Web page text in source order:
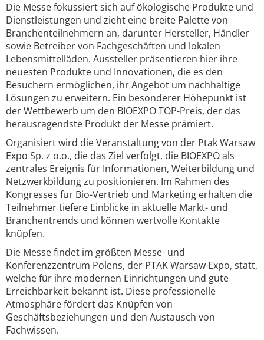
Die Messe fokussiert sich auf ökologische Produkte und
Dienstleistungen und zieht eine breite Palette von
Branchenteilnehmern an, darunter Hersteller, Händler
sowie Betreiber von Fachgeschäften und lokalen
Lebensmittelläden. Aussteller präsentieren hier ihre
neuesten Produkte und Innovationen, die es den
Besuchern ermöglichen, ihr Angebot um nachhaltige
Lösungen zu erweitern. Ein besonderer Höhepunkt ist
der Wettbewerb um den BIOEXPO TOP-Preis, der das
herausragendste Produkt der Messe prämiert.
Organisiert wird die Veranstaltung von der Ptak Warsaw
Expo Sp. z o.o., die das Ziel verfolgt, die BIOEXPO als
zentrales Ereignis für Informationen, Weiterbildung und
Netzwerkbildung zu positionieren. Im Rahmen des
Kongresses für Bio-Vertrieb und Marketing erhalten die
Teilnehmer tiefere Einblicke in aktuelle Markt- und
Branchentrends und können wertvolle Kontakte
knüpfen.
Die Messe findet im größten Messe- und
Konferenzzentrum Polens, der PTAK Warsaw Expo, statt,
welche für ihre modernen Einrichtungen und gute
Erreichbarkeit bekannt ist. Diese professionelle
Atmosphäre fördert das Knüpfen von
Geschäftsbeziehungen und den Austausch von
Fachwissen.